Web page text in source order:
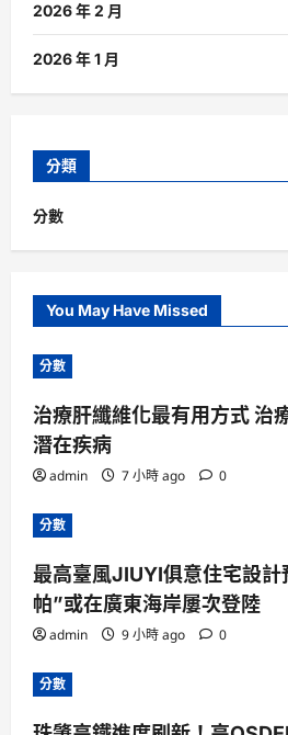
2026 年 2 月
2026 年 1 月
分類
分數
You May Have Missed
分數
治療肝纖維化最有用方式 治
潛在疾病
admin 7 小時 ago 0
分數
最高臺風JIUYI俱意住宅設
帕”或在廣東海岸屢次登陸
admin 9 小時 ago 0
分數